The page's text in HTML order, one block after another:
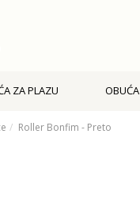
ZA PLAZU OBUĆA
Roller Bonfim - Preto